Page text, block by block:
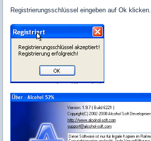
Registrierungsschlüssel eingeben auf Ok klicken.